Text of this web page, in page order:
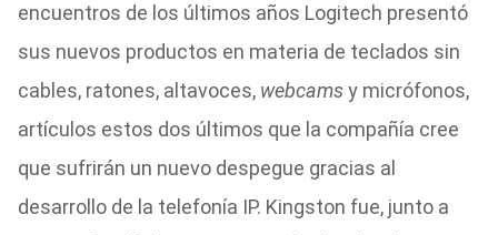
encuentros de los últimos años Logitech presentó
sus nuevos productos en materia de teclados sin
cables, ratones, altavoces, webcamsy micrófonos,
artículos estos dos últimos que la compañía cree
que sufrirán un nuevo despegue gracias al
desarrollo de la telefonía IP. Kingston fue, junto a